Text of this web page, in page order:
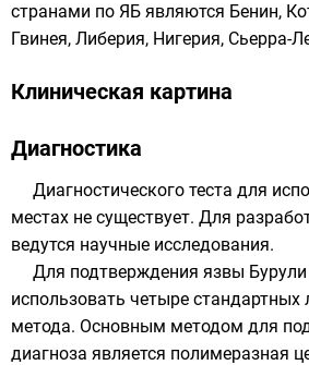
странами по ЯБ являются Бенин,
Гвинея, Либерия, Нигерия, Сьерра-
Клиническая картина
Диагностика
Диагностического теста для
местах не существует. Для
ведутся научные исследования.
Для подтверждения язвы
использовать четыре стандартных
метода. Основным методом для
диагноза является полимеразная